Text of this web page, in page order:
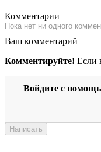
Комментарии
Пока нет ни одного
Ваш комментарий
Комментируйте! Если
Войдите с